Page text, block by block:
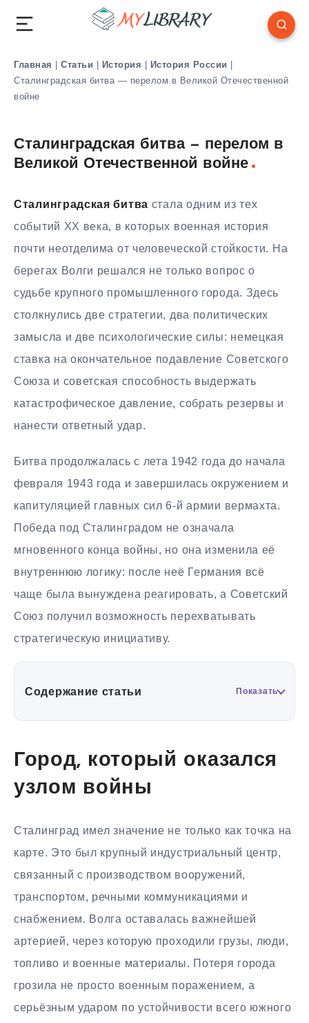
Главная | Статьи | История | История России |
Сталинградская битва — перелом в Великой Отечественной
войне
Сталинградская битва — перелом в
Великой Отечественной войне
Сталинградская битва стала одним из тех
событий XX века, в которых военная история
почти неотделима от человеческой стойкости. На
берегах Волги решался не только вопрос о
судьбе крупного промышленного города. Здесь
столкнулись две стратегии, два политических
замысла и две психологические силы: немецкая
ставка на окончательное подавление Советского
Союза и советская способность выдержать
катастрофическое давление, собрать резервы и
нанести ответный удар.
Битва продолжалась с лета 1942 года до начала
февраля 1943 года и завершилась окружением и
капитуляцией главных сил 6-й армии вермахта.
Победа под Сталинградом не означала
мгновенного конца войны, но она изменила её
внутреннюю логику: после неё Германия всё
чаще была вынуждена реагировать, а Советский
Союз получил возможность перехватывать
стратегическую инициативу.
Содержание статьи Показать
Город, который оказался
узлом войны
Сталинград имел значение не только как точка на
карте. Это был крупный индустриальный центр,
связанный с производством вооружений,
транспортом, речными коммуникациями и
снабжением. Волга оставалась важнейшей
артерией, через которую проходили грузы, люди,
топливо и военные материалы. Потеря города
грозила не просто военным поражением, а
серьёзным ударом по устойчивости всего южного